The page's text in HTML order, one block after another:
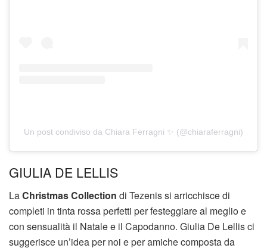
Un post condiviso da Chiara Ferragni ✨ (@chiaraferragni)
GIULIA DE LELLIS
LaChristmas Collection di Tezenis si arricchisce di
completi in tinta rossa perfetti per festeggiare al meglio e
con sensualità il Natale e il Capodanno. Giulia De Lellis ci
suggerisce un’idea per noi e per amiche composta da